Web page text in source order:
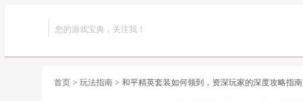
您的游戏宝典，关注我！
首页 > 玩法指南 > 和平精英套装如何领到，资深玩家的深度攻略指南